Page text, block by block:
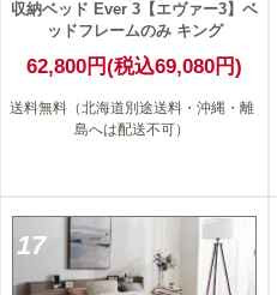
収納ベッド Ever 3【エヴァー3】ベ
ッドフレームのみ キング
62,800円(税込69,080円)
送料無料（北海道別途送料・沖縄・離
島へは配送不可）
17